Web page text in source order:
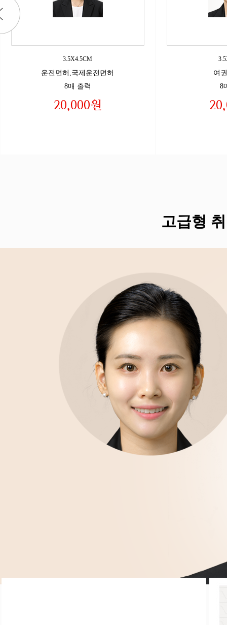
3.5X4.5CM
운전면허,국제운전면허
8매 출력
20,000원
여
8
고급형